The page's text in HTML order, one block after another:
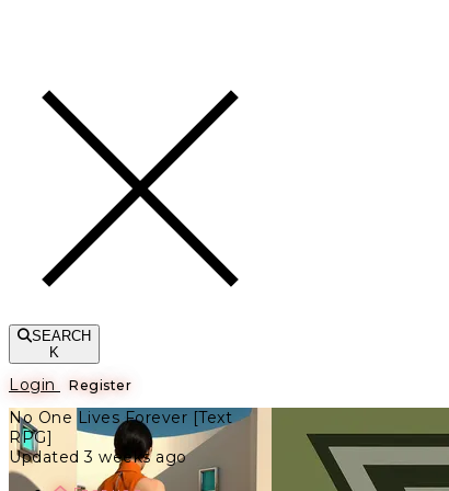
SEARCH
K
Login Register
No One Lives Forever [Text
RPG]
Updated 3 weeks ago